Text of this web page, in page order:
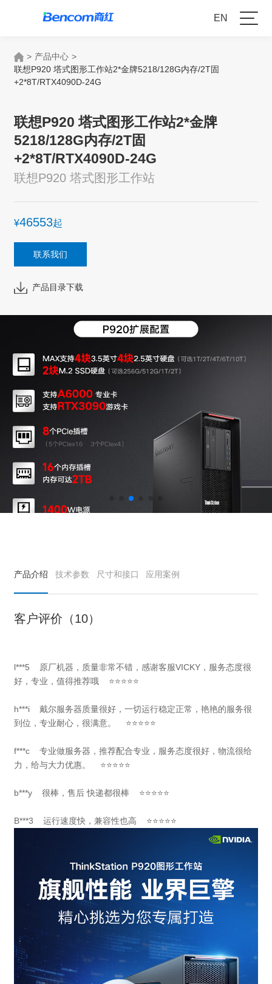
EN
> 产品中心 >
联想P920 塔式图形工作站2*金牌5218/128G内存/2T固
+2*8T/RTX4090D-24G
联想P920 塔式图形工作站2*金牌
5218/128G内存/2T固
+2*8T/RTX4090D-24G
联想P920 塔式图形工作站
¥46553起
联系我们
产品目录下载
产品介绍 技术参数 尺寸和接口 应用案例
客户评价（10）
l***5 原厂机器，质量非常不错，感谢客服VICKY，服务态度很
好，专业，值得推荐哦 ⭐⭐⭐⭐⭐
h***i 戴尔服务器质量很好，一切运行稳定正常，艳艳的服务很
到位，专业耐心，很满意。 ⭐⭐⭐⭐⭐
f***c 专业做服务器，推荐配合专业，服务态度很好，物流很给
力，给与大力优惠。 ⭐⭐⭐⭐⭐
b***y 很棒，售后 快递都很棒 ⭐⭐⭐⭐⭐
B***3 运行速度快，兼容性也高 ⭐⭐⭐⭐⭐